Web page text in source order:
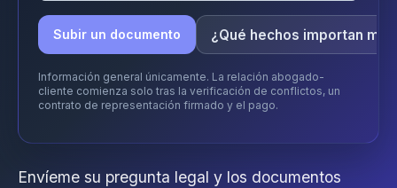
Subir un documento ¿Qué hechos importan
Información general únicamente. La relación abogado-
cliente comienza solo tras la verificación de conflictos, un
contrato de representación firmado y el pago.
Envíeme su pregunta legal y los documentos